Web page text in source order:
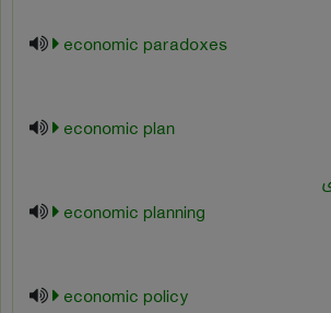
economic paradoxes
economic plan
economic planning
economic policy